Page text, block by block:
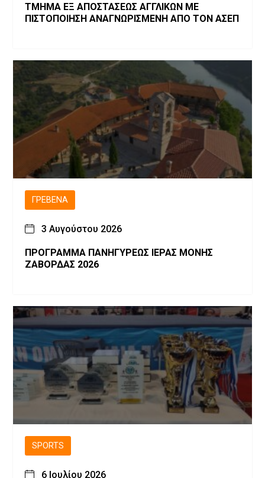
ΤΜΗΜΑ ΕΞ ΑΠΟΣΤΑΣΕΩΣ ΑΓΓΛΙΚΩΝ ΜΕ
ΠΙΣΤΟΠΟΙΗΣΗ ΑΝΑΓΝΩΡΙΣΜΕΝΗ ΑΠΟ ΤΟΝ ΑΣΕΠ
ΓΡΕΒΕΝΆ
3 Αυγούστου 2026
ΠΡΟΓΡΑΜΜΑ ΠΑΝΗΓΥΡΕΩΣ ΙΕΡΑΣ ΜΟΝΗΣ
ΖΑΒΟΡΔΑΣ 2026
SPORTS
6 Ιουλίου 2026